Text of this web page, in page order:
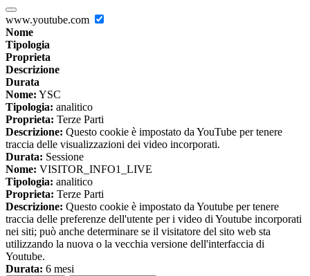
www.youtube.com
Nome
Tipologia
Proprieta
Descrizione
Durata
Nome: YSC
Tipologia: analitico
Proprieta: Terze Parti
Descrizione: Questo cookie è impostato da YouTube per tenere
traccia delle visualizzazioni dei video incorporati.
Durata: Sessione
Nome: VISITOR_INFO1_LIVE
Tipologia: analitico
Proprieta: Terze Parti
Descrizione: Questo cookie è impostato da Youtube per tenere
traccia delle preferenze dell'utente per i video di Youtube incorporati
nei siti; può anche determinare se il visitatore del sito web sta
utilizzando la nuova o la vecchia versione dell'interfaccia di
Youtube.
Durata: 6 mesi